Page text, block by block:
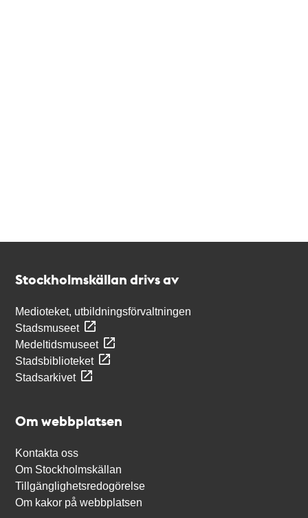
Stockholmskällan drivs av
Medioteket, utbildningsförvaltningen
Stadsmuseet
Medeltidsmuseet
Stadsbiblioteket
Stadsarkivet
Om webbplatsen
Kontakta oss
Om Stockholmskällan
Tillgänglighetsredogörelse
Om kakor på webbplatsen